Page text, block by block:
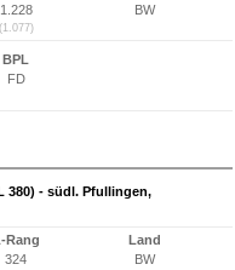
1.228
(1.077)
BW
BPL
FD
380) - südl. Pfullingen,
Rang
324
Land
BW